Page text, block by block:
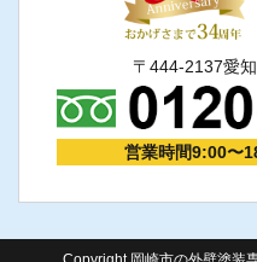
〒444-2137愛
営業時間9:00〜